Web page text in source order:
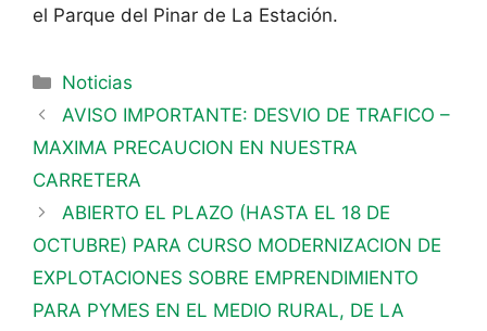
el Parque del Pinar de La Estación.
Noticias
AVISO IMPORTANTE: DESVIO DE TRAFICO –
MAXIMA PRECAUCION EN NUESTRA
CARRETERA
ABIERTO EL PLAZO (HASTA EL 18 DE
OCTUBRE) PARA CURSO MODERNIZACION DE
EXPLOTACIONES SOBRE EMPRENDIMIENTO
PARA PYMES EN EL MEDIO RURAL, DE LA